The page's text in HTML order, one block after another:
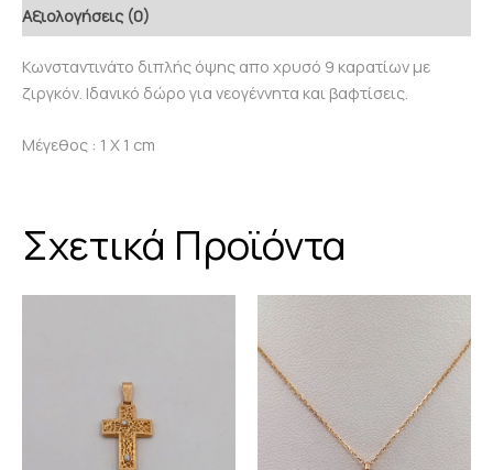
Αξιολογήσεις (0)
Κωνσταντινάτο διπλής όψης απο χρυσό 9 καρατίων με
ζιργκόν. Ιδανικό δώρο για νεογέννητα και βαφτίσεις.
Μέγεθος : 1 Χ 1 cm
Σχετικά Προϊόντα